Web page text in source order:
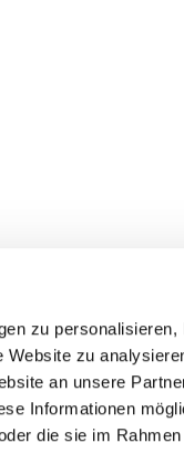
zu
zu
an unsere
Informationen
die sie im